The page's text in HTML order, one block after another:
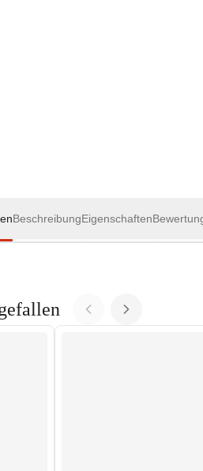
BeschreibungEigenschaften